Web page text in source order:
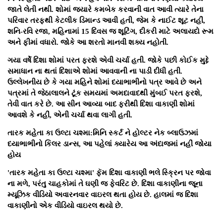
જાતે લેતી નથી. શોમાં જ્યારે કમબેક કરવાની વાત આવી ત્યારે તેના
પરિવાર તરફથી કેટલીક ડિમાન્ડ આવી હતી, જેમ કે નાઈટ શૂટ નહીં,
શનિ-રવિ રજા, મહિનામાં 15 દિવસ જ શૂટિંગ, દીકરી માટે અલાયદો રૂમ
અને ફીમાં વધારો. જોકે આ શરતો માનવી શક્ય નહોતી.
ગયા વર્ષે દિશા શોમાં પરત ફરશે એવી ચર્ચા હતી. જોકે પછી કોઈક મુદ્દે
સમાધાન ના થતાં દિશાએ શોમાં આવવાની ના પાડી દીધી હતી.
ઉલ્લેખનીય છે કે ગયા મહિને શોમાં દયાભાભીનો પત્ર આવે છે અને
પત્રમાં તે જેઠાલાલને ટૂંક સમયમાં અમદાવાદથી મુંબઈ પરત ફરશે,
તેવી વાત કરે છે. આ સીન આવ્યા બાદ ફરીથી દિશા વાકાણી શોમાં
આવશે કે નહીં, એની ચર્ચા થવા લાગી હતી.
તારક મહેતા કા ઉલ્ટા ચશ્મા:મિનિ સ્કર્ટ ને હોલ્ટર નેક બ્લાઉઝમાં
દયાભાભીનો કિલર ડાન્સ, આ પહેલાં ક્યારેય આ અંદાજમાં નહીં જોયા
હોય
'તારક મહેતા કા ઉલ્ટા ચશ્મા' ફૅમ દિશા વાકાણી ભલે સ્ક્રિન પર જોવા
ના મળે, પરંતુ ચાહકોમાં તે ઘણી જ ફેવરિટ છે. દિશા વાકાણીના જૂના
મ્યૂઝિક વીડિયો અવારનવાર વાઇરલ થતા હોય છે. હાલમાં જ દિશા
વાકાણીનો એક વીડિયો વાઇરલ થયો છે.